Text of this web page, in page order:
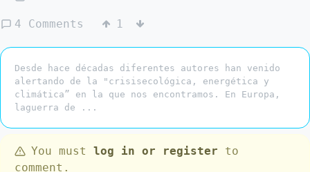
4 Comments 1
Desde hace décadas diferentes autores han venido
alertando de la "crisisecológica, energética y
climática” en la que nos encontramos. En Europa,
laguerra de ...
You must log in or register to
comment.